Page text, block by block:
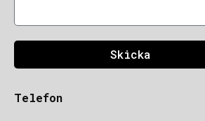
Skicka
Telefon